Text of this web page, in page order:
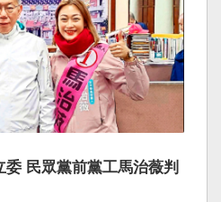
民眾黨前黨工馬治薇判